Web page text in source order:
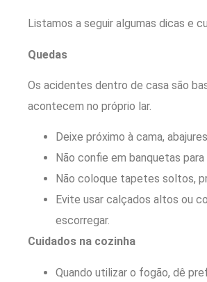
Listamos a seguir algumas dicas e
Quedas
Os acidentes dentro de casa são
acontecem no próprio lar.
Deixe próximo à cama,
Não confie em banquetas
Não coloque tapetes soltos,
Evite usar calçados altos ou
escorregar.
Cuidados na cozinha
Quando utilizar o fogão, dê